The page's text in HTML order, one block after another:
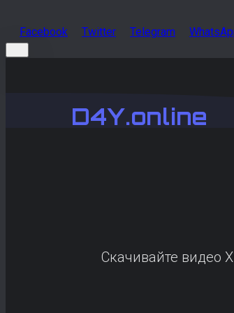
Facebook Twitter Telegram
D4Y.online
Скачивайте видео